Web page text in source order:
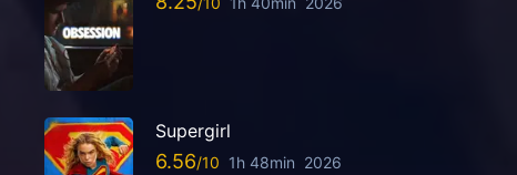
Supergirl
6.56 1h 48min 2026